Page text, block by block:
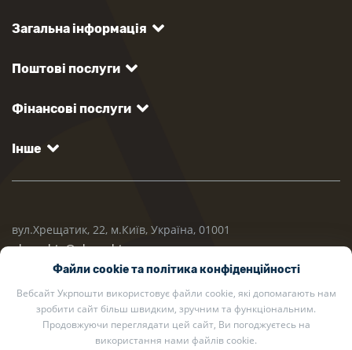
Загальна інформація
Поштові послуги
Фінансові послуги
Інше
вул.Хрещатик, 22, м.Київ, Україна, 01001
ukrposhta@ukrposhta.ua
Файли cookie та політика конфіденційності
Вебсайт Укрпошти використовує файли cookie, які допомагають нам
зробити сайт більш швидким, зручним та функціональним.
Продовжуючи переглядати цей сайт, Ви погоджуєтесь на
використання нами файлів cookie.